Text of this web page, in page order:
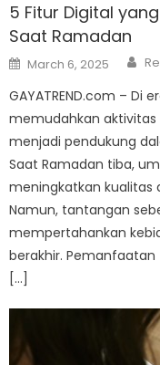
5 Fitur Digital
Saat Ramadan
Posted
on
March 6, 2025
GAYATREND.com – Di
memudahkan
menjadi pendukung
Saat Ramadan tiba,
meningkatkan kualitas
Namun, tantangan
mempertahankan
berakhir.
[…]